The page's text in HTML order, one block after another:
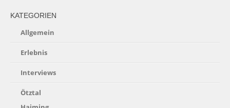
KATEGORIEN
Allgemein
Erlebnis
Interviews
Ötztal